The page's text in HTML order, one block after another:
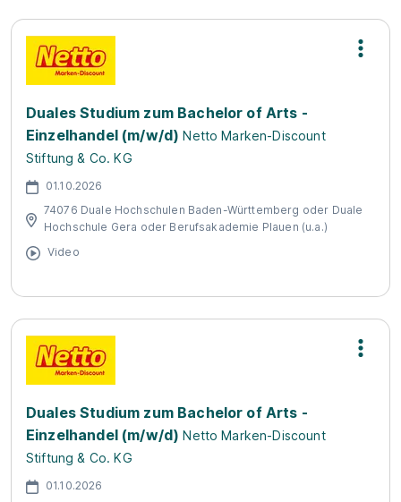
Duales Studium zum Bachelor of Arts -
Einzelhandel (m/w/d) Netto Marken-Discount
Stiftung & Co. KG
01.10.2026
74076 Duale Hochschulen Baden-Württemberg oder Duale
Hochschule Gera oder Berufsakademie Plauen (u.a.)
Video
Duales Studium zum Bachelor of Arts -
Einzelhandel (m/w/d) Netto Marken-Discount
Stiftung & Co. KG
01.10.2026